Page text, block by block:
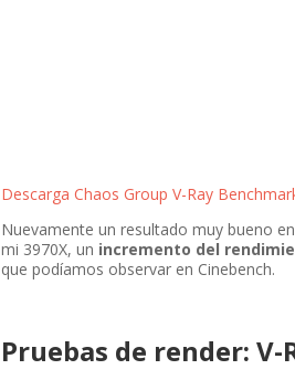
Descarga Chaos Group V-Ray
Nuevamente un resultado muy bueno
mi 3970X, un incremento del
que podíamos observar en Cinebench.
Pruebas de render: V-